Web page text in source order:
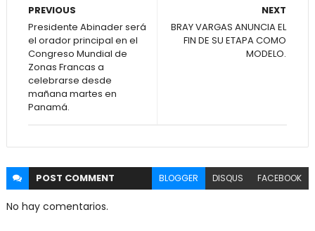
NEXT
BRAY VARGAS ANUNCIA EL
FIN DE SU ETAPA COMO
MODELO.
PREVIOUS
Presidente Abinader será
el orador principal en el
Congreso Mundial de
Zonas Francas a
celebrarse desde
mañana martes en
Panamá.
POST COMMENT BLOGGER DISQUS FACEBOOK
No hay comentarios.